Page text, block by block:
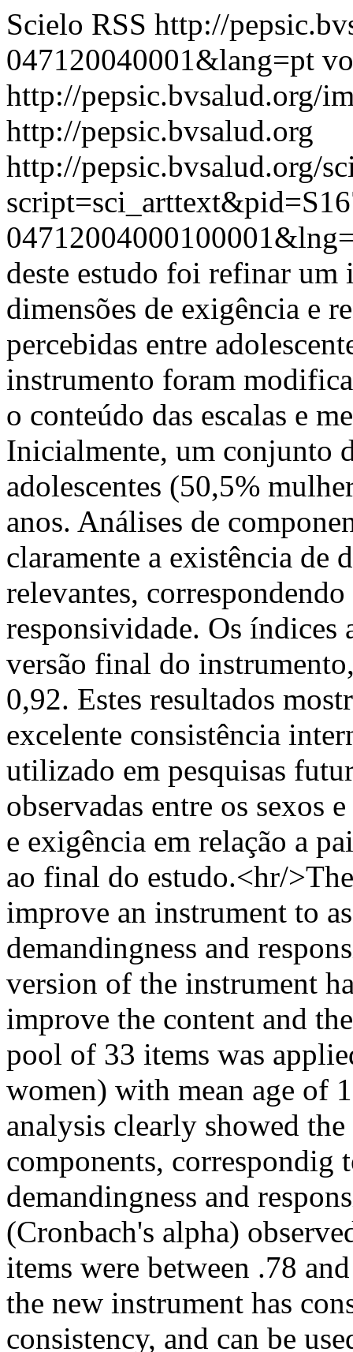
Scielo RSS http://
047120040001&lang=pt
http://pepsic.bvsalud.org/
http://pepsic.bvsalud.org
http://pepsic.bvsalud.org/
deste estudo foi refinar um
dimensões de exigência e
percebidas entre
instrumento foram
o conteúdo das escalas e
Inicialmente, um conjunto
adolescentes (50,5%
anos. Análises de
claramente a existência de
relevantes,
responsividade. Os índices
versão final do
0,92. Estes resultados
excelente consistência
utilizado em pesquisas
observadas entre os sexos
e exigência em relação a
ao final do estudo.<hr/
improve an instrument to
demandingness and
version of the instrument
improve the content and
pool of 33 items was
women) with mean age of
analysis clearly showed
components, correspondig
demandingness and
(Cronbach's alpha)
items were between .78
the new instrument has
consistency, and can be